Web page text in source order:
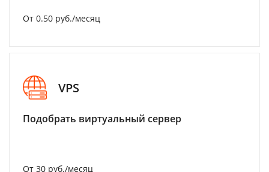
От 0.50 руб./месяц
VPS
Подобрать виртуальный сервер
От 30 руб./месяц